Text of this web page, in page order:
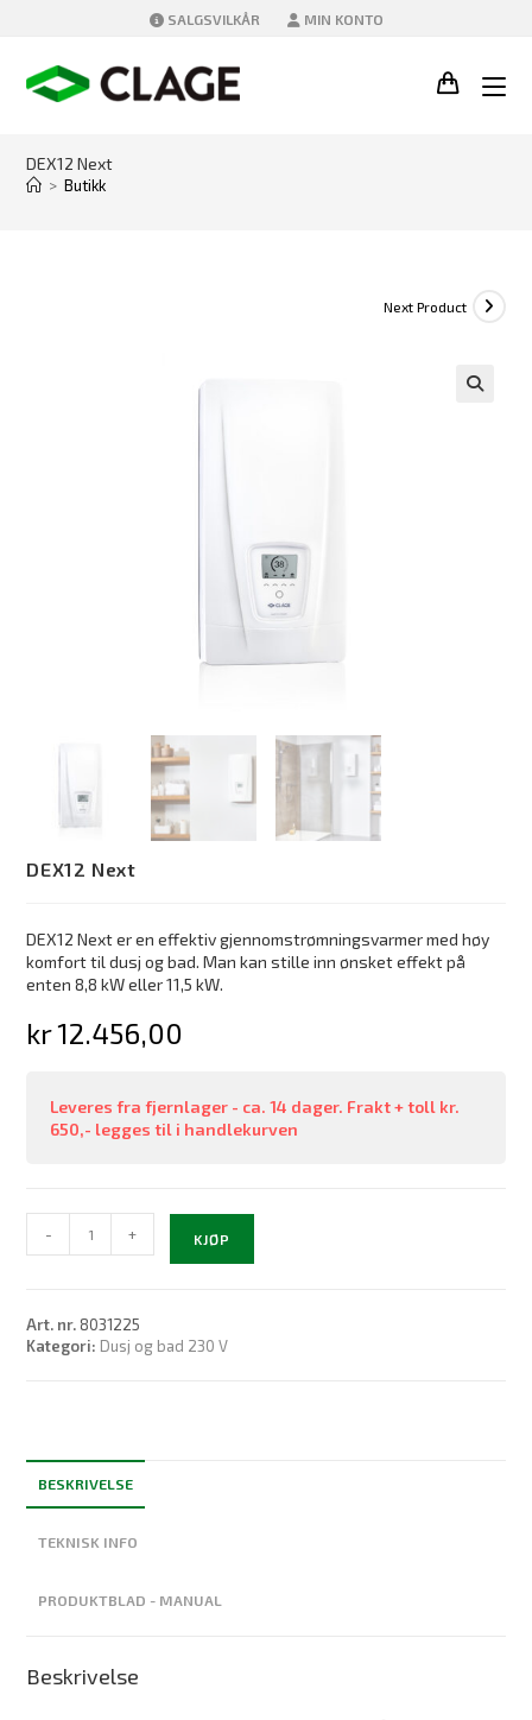
SALGSVILKÅR MIN KONTO
DEX12 Next
> Butikk
Next Product
DEX12 Next
DEX12 Next er en effektiv gjennomstrømningsvarmer med høy
komfort til dusj og bad. Man kan stille inn ønsket effekt på
enten 8,8 kW eller 11,5 kW.
kr12.456,00
Leveres fra fjernlager - ca. 14 dager. Frakt + toll kr.
650,- legges til i handlekurven
- + KJØP
Art. nr. 8031225
Kategori: Dusj og bad 230 V
BESKRIVELSE
TEKNISK INFO
PRODUKTBLAD - MANUAL
Beskrivelse